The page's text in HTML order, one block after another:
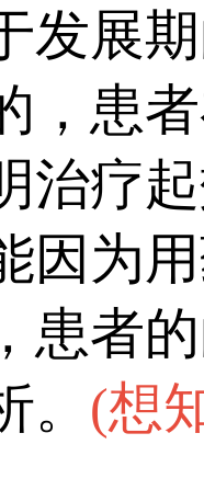
展期
，患
治疗
因为
患者
(想